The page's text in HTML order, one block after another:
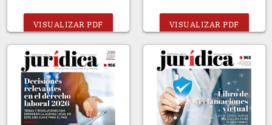
VISUALIZAR PDF VISUALIZAR PDF